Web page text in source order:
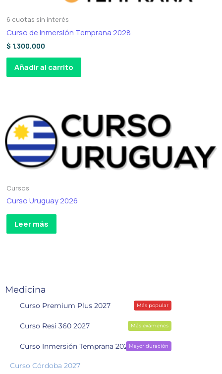
6 cuotas sin interés
Curso de Inmersión Temprana 2028
$ 1.300.000
Añadir al carrito
Cursos
Curso Uruguay 2026
Leer más
Medicina
Curso Premium Plus 2027 Más popular
Curso Resi 360 2027 Más exámenes
Curso Inmersión Temprana 2028Mayor duración
Curso Córdoba 2027